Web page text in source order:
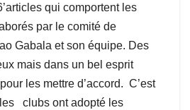
qui comportent les
par le comité de
Gabala et son équipe. Des
mais dans un bel esprit
les mettre d’accord. C’est
clubs ont adopté les